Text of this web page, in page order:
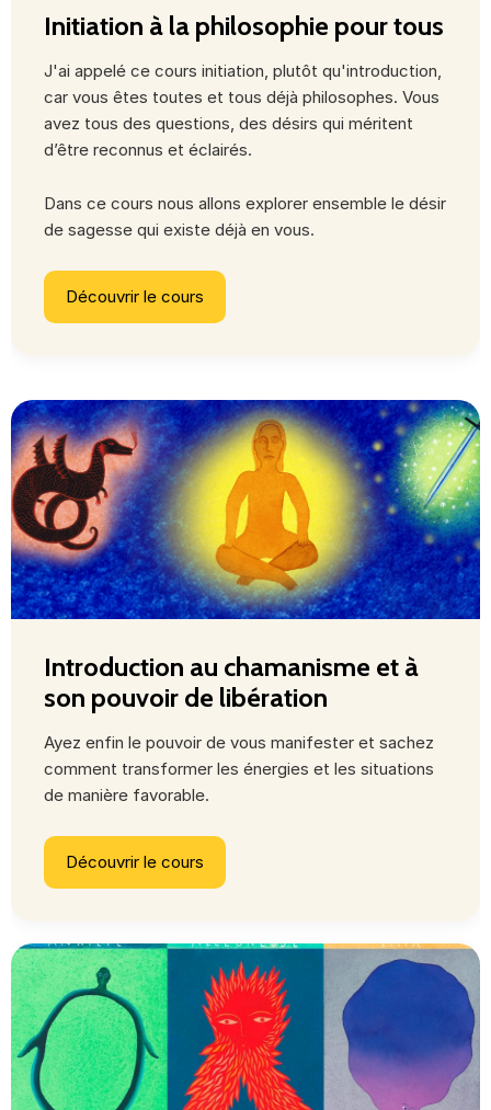
Initiation à la philosophie pour tous
J'ai appelé ce cours initiation, plutôt qu'introduction,
car vous êtes toutes et tous déjà philosophes. Vous
avez tous des questions, des désirs qui méritent
d’être reconnus et éclairés.
Dans ce cours nous allons explorer ensemble le désir
de sagesse qui existe déjà en vous.
Découvrir le cours
Introduction au chamanisme et à
son pouvoir de libération
Ayez enfin le pouvoir de vous manifester et sachez
comment transformer les énergies et les situations
de manière favorable.
Découvrir le cours